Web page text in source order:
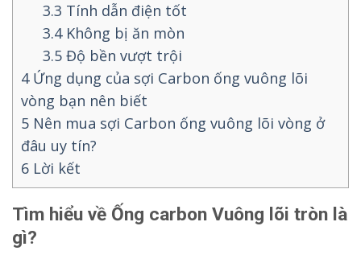
3.3 Tính dẫn điện tốt
3.4Không bị ăn mòn
3.5 Độ bền vượt trội
4Ứng dụng của sợi Carbon ống vuông lõi
vòng bạn nên biết
5 Nên mua sợi Carbon ống vuông lõi vòng ở
đâu uy tín?
6 Lời kết
Tìm hiểu về Ống carbon Vuông lõi tròn là
gì?